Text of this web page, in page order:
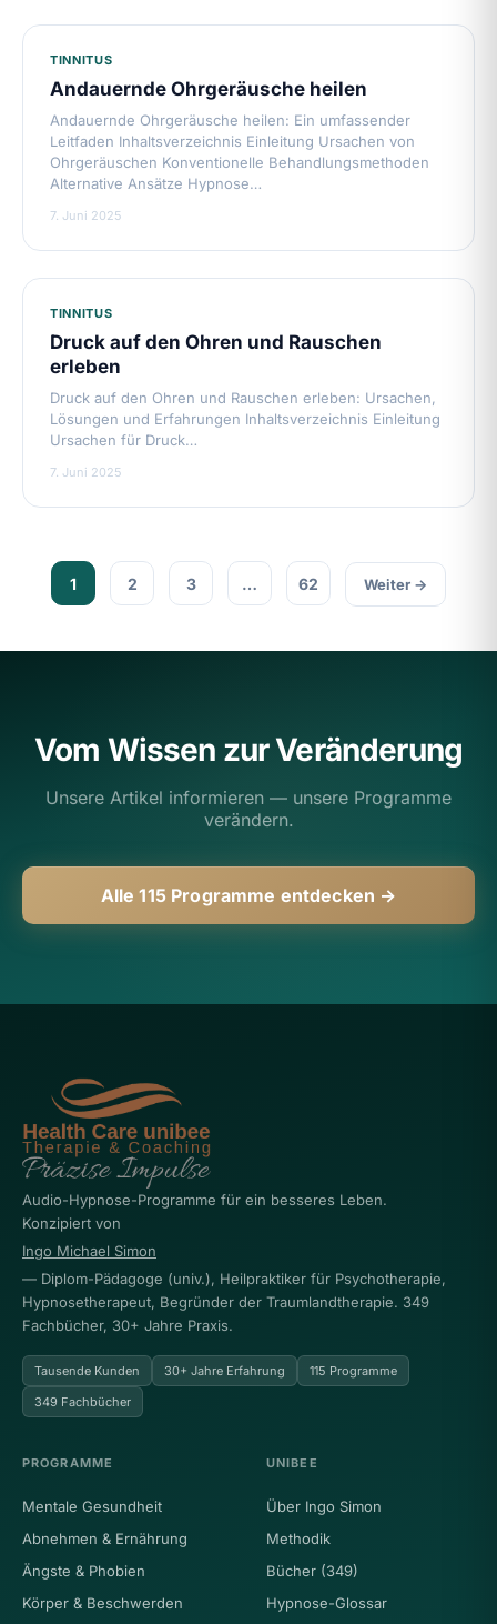
TINNITUS
Andauernde Ohrgeräusche heilen
Andauernde Ohrgeräusche heilen: Ein umfassender
Leitfaden Inhaltsverzeichnis Einleitung Ursachen von
Ohrgeräuschen Konventionelle Behandlungsmethoden
Alternative Ansätze Hypnose…
7. Juni 2025
TINNITUS
Druck auf den Ohren und Rauschen
erleben
Druck auf den Ohren und Rauschen erleben: Ursachen,
Lösungen und Erfahrungen Inhaltsverzeichnis Einleitung
Ursachen für Druck…
7. Juni 2025
1 2 3 … 62 Weiter →
Vom Wissen zur Veränderung
Unsere Artikel informieren — unsere Programme
verändern.
Alle 115 Programme entdecken →
Audio-Hypnose-Programme für ein besseres Leben.
Konzipiert von
Ingo Michael Simon
— Diplom-Pädagoge (univ.), Heilpraktiker für Psychotherapie,
Hypnosetherapeut, Begründer der Traumlandtherapie. 349
Fachbücher, 30+ Jahre Praxis.
Tausende Kunden 30+ Jahre Erfahrung
115 Programme
349 Fachbücher
PROGRAMME
Mentale Gesundheit
Abnehmen & Ernährung
Ängste & Phobien
Körper & Beschwerden
UNIBEE
Über Ingo Simon
Methodik
Bücher (349)
Hypnose-Glossar